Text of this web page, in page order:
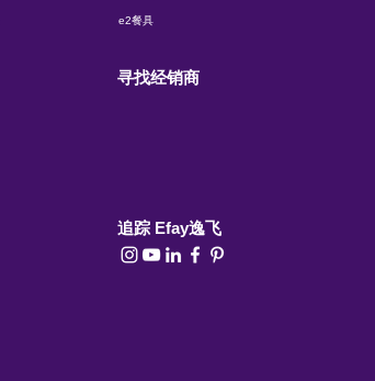
e2餐具
寻找经销商
追踪 Efay逸飞